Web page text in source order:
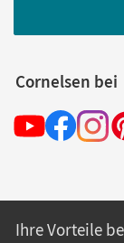
Cornelsen bei
Ihre Vorteile